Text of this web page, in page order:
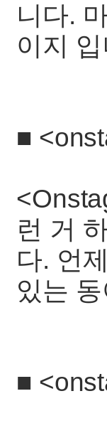
니다.
이지
■
런 거
다. 언
있는
■